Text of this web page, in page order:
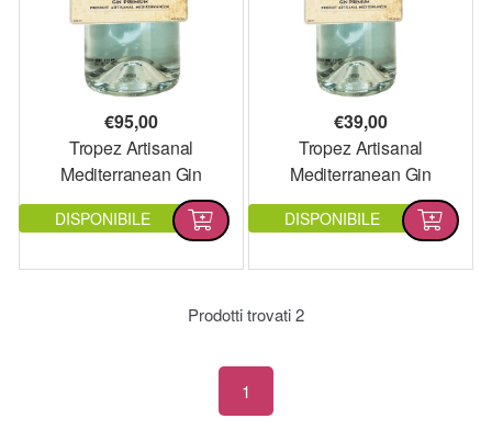
€95,00
Tropez Artisanal
Mediterranean Gin
Magnum
DISPONIBILE
€39,00
Tropez Artisanal
Mediterranean Gin
DISPONIBILE
Prodotti trovati2
1